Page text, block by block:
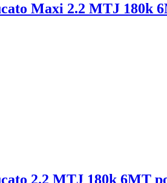
Maxi 2.2 MTJ 180k
2.2 MTJ 180k 6MT